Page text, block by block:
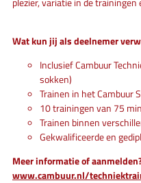
Wat kun jij als deelnemer
Inclusief Cambuur
sokken)
Trainen in het Cambuur
10 trainingen van 75
Trainen binnen
Gekwalificeerde en
Meer informatie of
www.cambuur.nl/